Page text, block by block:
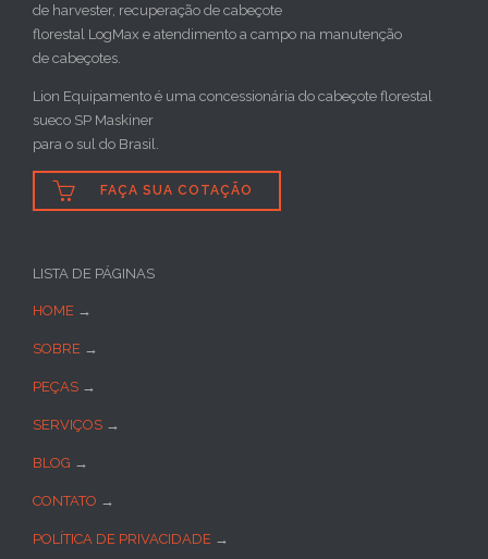
de harvester, recuperação de cabeçote
florestal LogMax e atendimento a campo na manutenção
de cabeçotes.
Lion Equipamento é uma concessionária do cabeçote florestal
sueco SP Maskiner
para o sul do Brasil.
 FAÇA SUA COTAÇÃO
LISTA DE PÁGINAS
HOME →
SOBRE →
PEÇAS →
SERVIÇOS →
BLOG →
CONTATO →
POLÍTICA DE PRIVACIDADE →